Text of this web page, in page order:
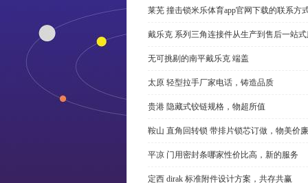
莱芜 撞击锁米乐体育app官网下载的联系方
戴乐克 系列三角连接件从生产到售后一站
无可挑剔的南平戴乐克 端盖
太原 轻型拉手厂家电话，铸造品质
贵港 隐藏式铰链规格，物超所值
鞍山 直角回转锁 带排片锁芯订做，物美价廉
平凉 门用密封条哪家性价比高，新的服务
定西 dirak 标准附件设计方案，共存共赢